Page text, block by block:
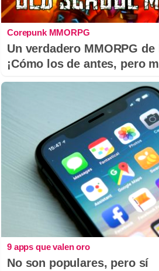
Corepunk MMORPG
Un verdadero MMORPG
¡Cómo los de antes, pero
9 apps que valen oro
No son populares, pero sí